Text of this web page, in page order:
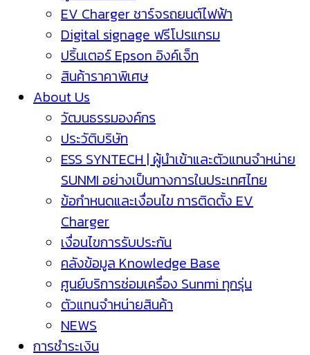
EV Charger ชาร์จรถยนต์ไฟฟ้า
Digital signage ฟรีโปรแกรม
ปริ้นเตอร์ Epson อิงค์เจ็ท
สินค้าราคาพิเศษ
About Us
วัฒนธรรมองค์กร
ประวัติบริษัท
ESS SYNTECH | ผู้นำเข้าและตัวแทนจำหน่าย
SUNMI อย่างเป็นทางการในประเทศไทย
ข้อกำหนดและเงื่อนไข การติดตั้ง EV
Charger
เงื่อนไขการรับประกัน
คลังข้อมูล Knowledge Base
ศูนย์บริการซ่อมเครื่อง Sunmi ทุกรุ่น
ตัวแทนจำหน่ายสินค้า
NEWS
การชำระเงิน